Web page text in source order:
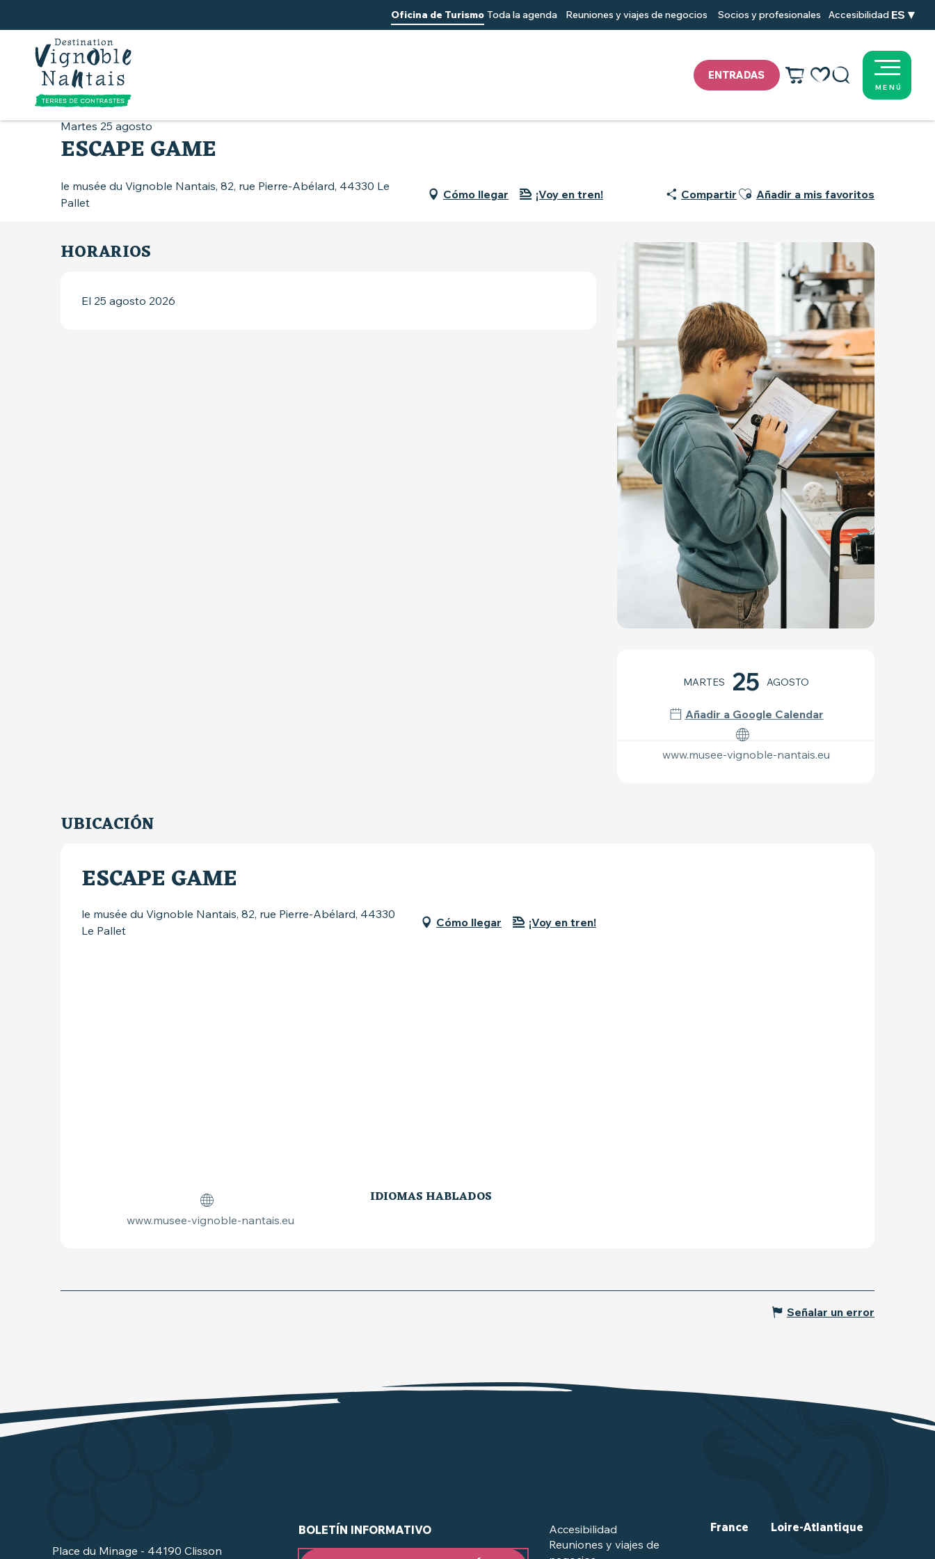
principal
ENTRADAS
Voir les favoris
Buscar
Oficina de Turismo Toda la agenda Reuniones y viajes de negocios Socios y profesionales Accesibilidad ES
MENÚ
Inicio
Martes 25 agosto
ESCAPE GAME
le musée du Vignoble Nantais, 82, rue Pierre-Abélard, 44330 Le
Pallet
Cómo llegar ¡Voy en tren! Compartir Ajouter aux favoris
Añadir a mis favoritos
HORARIOS Y DATOS
MARTES 25 AGOSTO
Añadir a Google Calendar
www.musee-vignoble-nantais.eu
HORARIOS
El 25 agosto 2026
UBICACIÓN
ESCAPE GAME
le musée du Vignoble Nantais, 82, rue Pierre-Abélard, 44330
Le Pallet
Cómo llegar ¡Voy en tren!
www.musee-vignoble-nantais.eu
IDIOMAS HABLADOS
IDIOMAS HABLADOS
Señalar un error
Place du Minage - 44190 Clisson
BOLETÍN INFORMATIVO
Accesibilidad
Reuniones y viajes de
France Loire-Atlantique